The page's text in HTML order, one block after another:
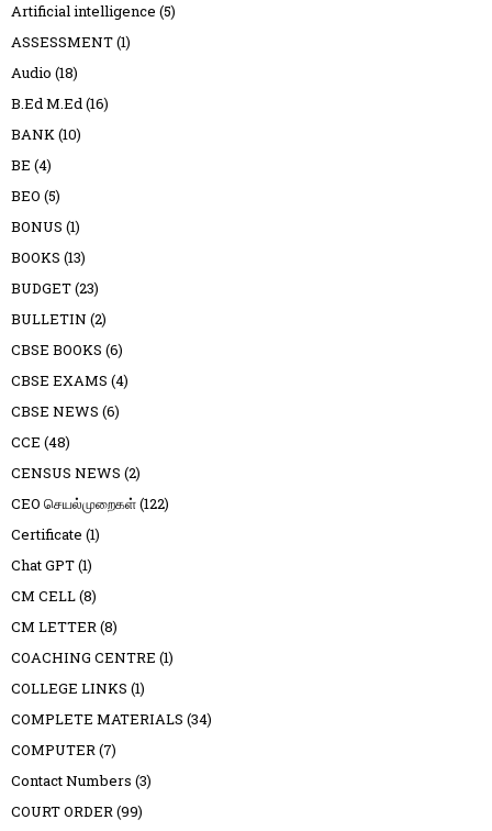
Artificial intelligence (5)
ASSESSMENT(1)
Audio (18)
B.Ed M.Ed(16)
BANK(10)
BE (4)
BEO (5)
BONUS (1)
BOOKS (13)
BUDGET(23)
BULLETIN (2)
CBSE BOOKS (6)
CBSE EXAMS (4)
CBSE NEWS (6)
CCE (48)
CENSUS NEWS (2)
CEO செயல்முறைகள்(122)
Certificate (1)
Chat GPT(1)
CM CELL(8)
CM LETTER(8)
COACHING CENTRE (1)
COLLEGE LINKS (1)
COMPLETE MATERIALS (34)
COMPUTER(7)
Contact Numbers (3)
COURT ORDER(99)